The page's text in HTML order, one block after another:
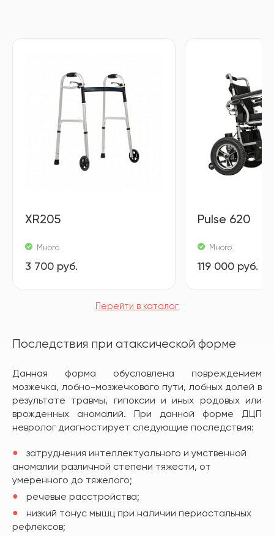
XR205
Много
3 700 руб.
Pulse 620
Много
119 000 руб.
Перейти в каталог
Последствия при атаксической форме
Данная форма обусловлена повреждением
мозжечка, лобно-мозжечкового пути, лобных долей в
результате травмы, гипоксии и иных родовых или
врожденных аномалий. При данной форме ДЦП
невролог диагностирует следующие последствия:
затруднения интеллектуального и умственной
аномалии различной степени тяжести, от
умеренного до тяжелого;
речевые расстройства;
низкий тонус мышц при наличии периостальных
рефлексов;